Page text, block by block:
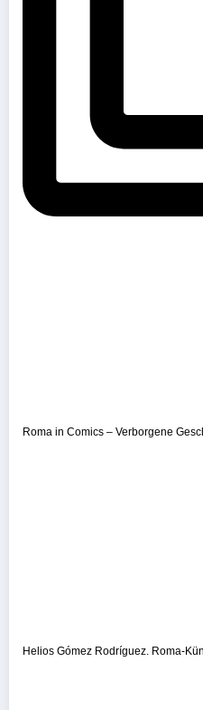
Roma in Comics – Verborgene
Helios Gómez Rodríguez. Roma-